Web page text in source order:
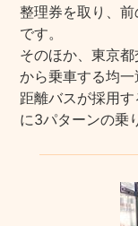
整理券を取り、
です。
そのほか、東京
から乗車する均
距離バスが採用
に3パターンの乗